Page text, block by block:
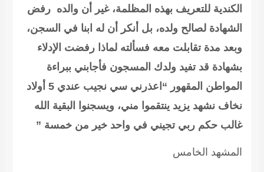
الكندية للتعريف بهذه المظلمة، غير أن والده رفض
الشهادة لصالح ولده، بل أنكر أن له ابنا في السجن،
وبعد مدة تقابلت معه فسألته لماذا رفضت الإدلاء
بشهادة قد تفيد ولدك المسجون فأجابني ببراءة
المواطن المقهور “اعذرني سي نجيب عندي 5 أولاد
نخاف نشهد يزيد ينتقموا مني، ويسجنوا البقية الله
غالب حكم ربي تجيني في واحد خير من خمسة ”
المشهد الخامس